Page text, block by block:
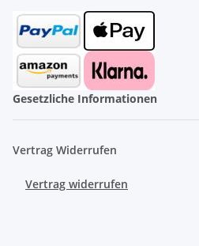
Gesetzliche Informationen
Vertrag Widerrufen
Vertrag widerrufen